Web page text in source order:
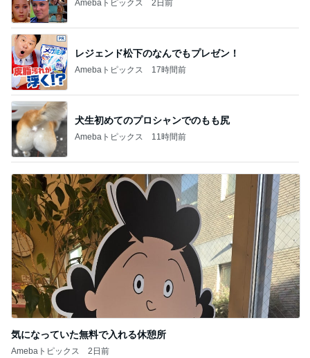
Amebaトピックス 2日前
レジェンド松下のなんでもプレゼン！
Amebaトピックス 17時間前
犬生初めてのプロシャンでのもも尻
Amebaトピックス 11時間前
気になっていた無料で入れる休憩所
Amebaトピックス 2日前